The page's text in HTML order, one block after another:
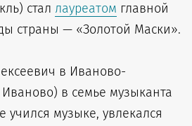
стал лауреатом главной
страны — «Золотой Маски».
в Иваново-
в семье музыканта
учился музыке, увлекался